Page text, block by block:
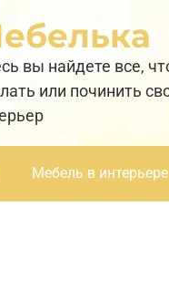
вы найдете все,
или починить
Мебель в интерьере